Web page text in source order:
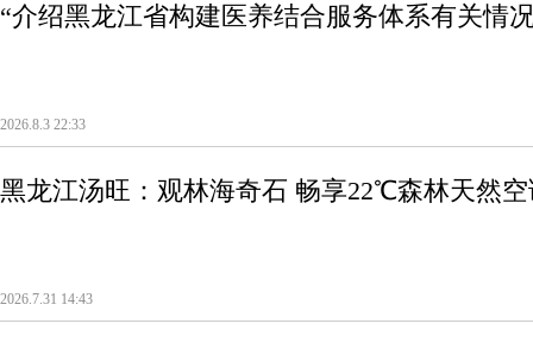
“介绍黑龙江省构建医养结合服务体系有关情
2026.8.3 22:33
黑龙江汤旺：观林海奇石 畅享22℃森林天然
2026.7.31 14:43